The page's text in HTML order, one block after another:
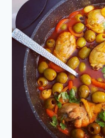
Aceitunas